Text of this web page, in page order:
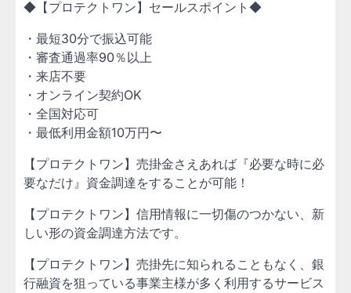
◆【プロテクトワン】セールスポイント◆
・最短30分で振込可能
・審査通過率90％以上
・来店不要
・オンライン契約OK
・全国対応可
・最低利用金額10万円〜
【プロテクトワン】売掛金さえあれば『必要な時に必
要なだけ』資金調達をすることが可能！
【プロテクトワン】信用情報に一切傷のつかない、新
しい形の資金調達方法です。
【プロテクトワン】売掛先に知られることもなく、銀
行融資を狙っている事業主様が多く利用するサービス